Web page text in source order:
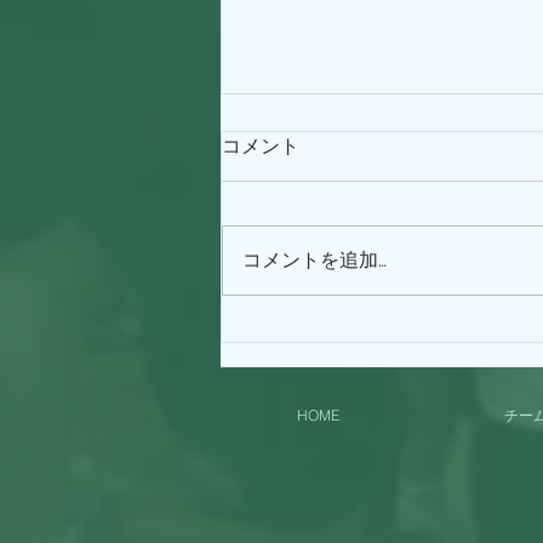
DAY！！！
コメント
コメントを追加…
HOME チー